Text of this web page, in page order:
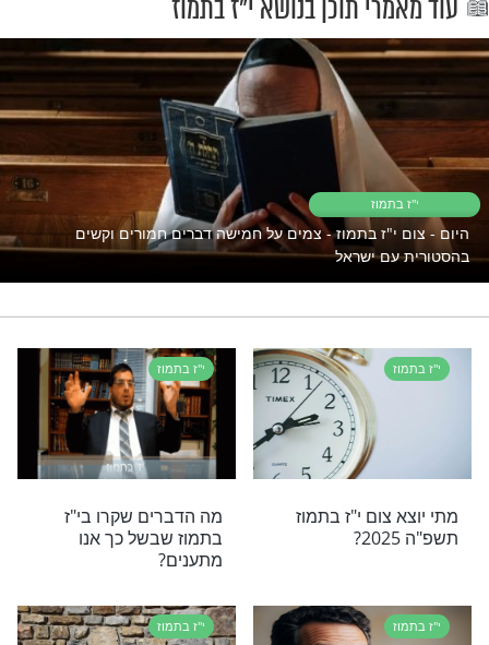
תענית
| הסגולה היומית|הלכה יומית לנשים
תוכן בנושא י"ז בתמוז
בתמוז - צמים על חמישה דברים חמורים וקשים